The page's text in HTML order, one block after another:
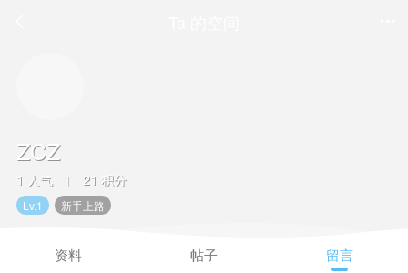
ZCZ
1 人气 | 21 积分
Lv.1 新手上路
资料 帖子 留言